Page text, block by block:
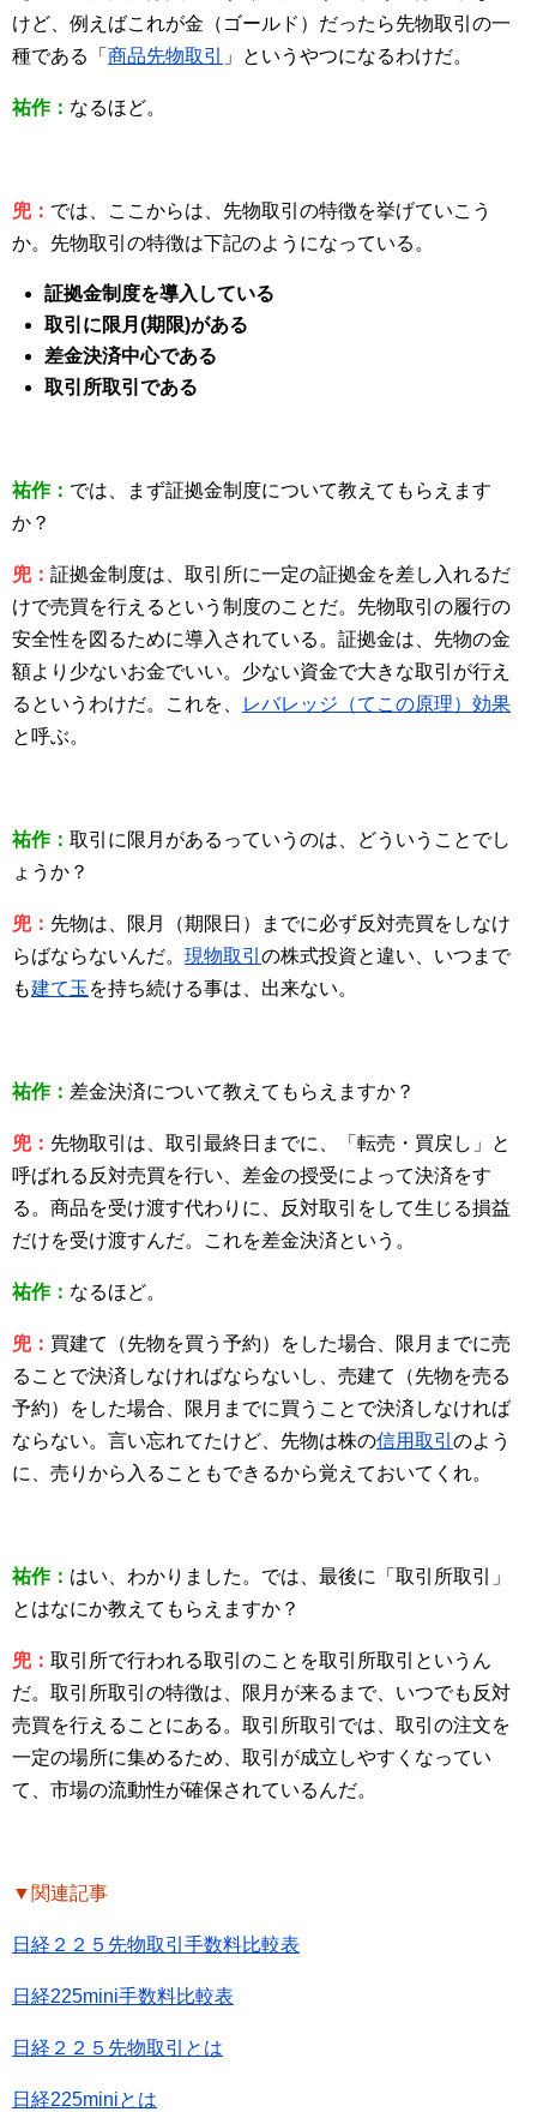
けど、例えばこれが金（ゴールド）だったら先物取引の一
種である「 商品先物取引 」というやつになるわけだ。
祐作： なるほど。
兜： では、ここからは、先物取引の特徴を挙げていこう
か。先物取引の特徴は下記のようになっている。
証拠金制度を導入している
取引に限月(期限)がある
差金決済中心である
取引所取引である
祐作： では、まず証拠金制度について教えてもらえます
か？
兜： 証拠金制度は、取引所に一定の証拠金を差し入れるだ
けで売買を行えるという制度のことだ。先物取引の履行の
安全性を図るために導入されている。証拠金は、先物の金
額より少ないお金でいい。少ない資金で大きな取引が行え
るというわけだ。これを、
レバレッジ（てこの原理）効果
と呼ぶ。
祐作： 取引に限月があるっていうのは、どういうことでし
ょうか？
兜： 先物は、限月（期限日）までに必ず反対売買をしなけ
らばならないんだ。 現物取引 の株式投資と違い、いつまで
も建て玉 を持ち続ける事は、出来ない。
祐作： 差金決済について教えてもらえますか？
兜： 先物取引は、取引最終日までに、「転売・買戻し」と
呼ばれる反対売買を行い、差金の授受によって決済をす
る。商品を受け渡す代わりに、反対取引をして生じる損益
だけを受け渡すんだ。これを差金決済という。
祐作： なるほど。
兜： 買建て（先物を買う予約）をした場合、限月までに売
ることで決済しなければならないし、売建て（先物を売る
予約）をした場合、限月までに買うことで決済しなければ
ならない。言い忘れてたけど、先物は株の信用取引 のよう
に、売りから入ることもできるから覚えておいてくれ。
祐作： はい、わかりました。では、最後に「取引所取引」
とはなにか教えてもらえますか？
兜： 取引所で行われる取引のことを取引所取引というん
だ。取引所取引の特徴は、限月が来るまで、いつでも反対
売買を行えることにある。取引所取引では、取引の注文を
一定の場所に集めるため、取引が成立しやすくなってい
て、市場の流動性が確保されているんだ。
▼関連記事
日経２２５先物取引手数料比較表
日経225mini手数料比較表
日経２２５先物取引とは
日経225miniとは